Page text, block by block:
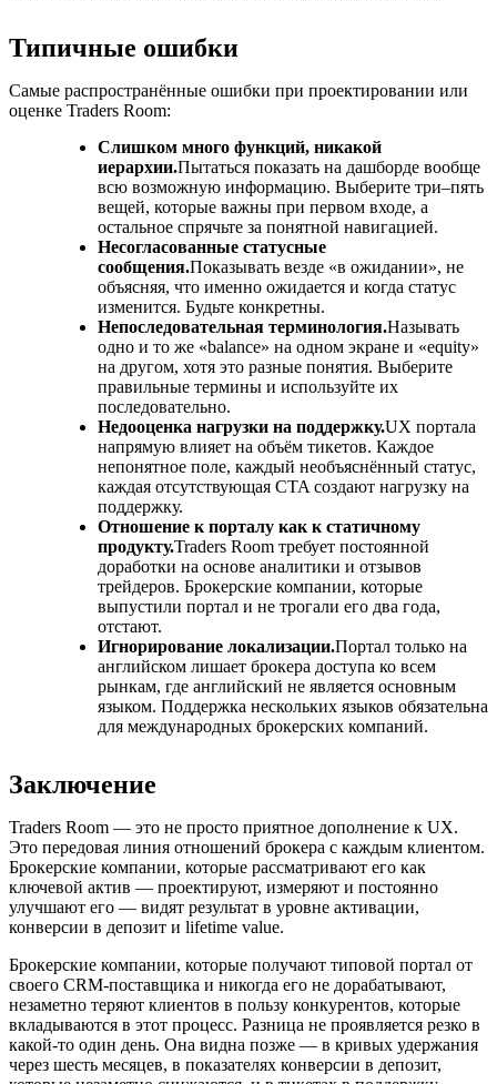
Типичные ошибки
Самые распространённые ошибки при проектировании или
оценке Traders Room:
Слишком много функций, никакой
иерархии.Пытаться показать на дашборде вообще
всю возможную информацию. Выберите три–пять
вещей, которые важны при первом входе, а
остальное спрячьте за понятной навигацией.
Несогласованные статусные
сообщения.Показывать везде «в ожидании», не
объясняя, что именно ожидается и когда статус
изменится. Будьте конкретны.
Непоследовательная терминология.Называть
одно и то же «balance» на одном экране и «equity»
на другом, хотя это разные понятия. Выберите
правильные термины и используйте их
последовательно.
Недооценка нагрузки на поддержку.UX портала
напрямую влияет на объём тикетов. Каждое
непонятное поле, каждый необъяснённый статус,
каждая отсутствующая CTA создают нагрузку на
поддержку.
Отношение к порталу как к статичному
продукту.Traders Room требует постоянной
доработки на основе аналитики и отзывов
трейдеров. Брокерские компании, которые
выпустили портал и не трогали его два года,
отстают.
Игнорирование локализации.Портал только на
английском лишает брокера доступа ко всем
рынкам, где английский не является основным
языком. Поддержка нескольких языков обязательна
для международных брокерских компаний.
Заключение
Traders Room — это не просто приятное дополнение к UX.
Это передовая линия отношений брокера с каждым клиентом.
Брокерские компании, которые рассматривают его как
ключевой актив — проектируют, измеряют и постоянно
улучшают его — видят результат в уровне активации,
конверсии в депозит и lifetime value.
Брокерские компании, которые получают типовой портал от
своего CRM-поставщика и никогда его не дорабатывают,
незаметно теряют клиентов в пользу конкурентов, которые
вкладываются в этот процесс. Разница не проявляется резко в
какой-то один день. Она видна позже — в кривых удержания
через шесть месяцев, в показателях конверсии в депозит,